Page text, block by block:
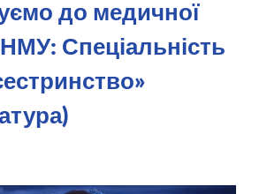
до медичної
Спеціальність